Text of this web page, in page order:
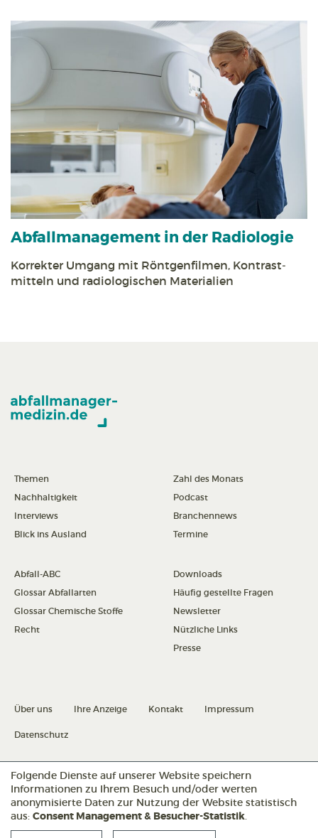
Abfall­management in der Radiologie
Korrekter Umgang mit Röntgen­filmen, Kontrast­
mitteln und radiologischen Materialien
Themen
Nachhaltigkeit
Interviews
Blick ins Ausland
Zahl des Monats
Podcast
Branchennews
Termine
Abfall-ABC
Glossar Abfallarten
Glossar Chemische Stoffe
Recht
Downloads
Häufig gestellte Fragen
Newsletter
Nützliche Links
Presse
Über uns Ihre Anzeige Kontakt Impressum
Datenschutz
Datenschutz konfigurieren
Folgen Sie uns:
Folgende Dienste auf unserer Website speichern
Informationen zu Ihrem Besuch und/oder werten
anonymisierte Daten zur Nutzung der Website statistisch
aus: Consent Management & Besucher-Statistik.